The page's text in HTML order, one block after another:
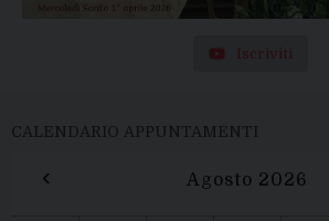
Iscriviti
CALENDARIO APPUNTAMENTI
‹ Agosto 2026